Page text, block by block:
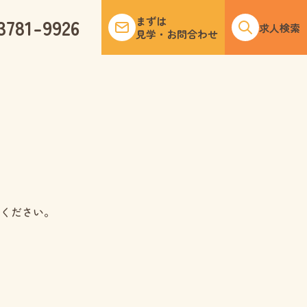
9926
まずは
見学・お問合わせ
求人検索
ださい。